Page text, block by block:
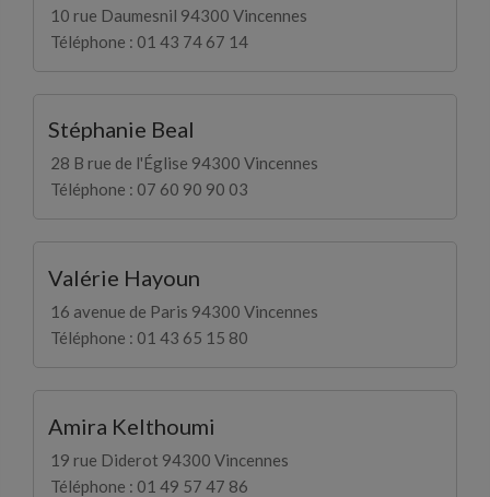
10 rue Daumesnil 94300 Vincennes
Téléphone : 01 43 74 67 14
Stéphanie Beal
28 B rue de l'Église 94300 Vincennes
Téléphone : 07 60 90 90 03
Valérie Hayoun
16 avenue de Paris 94300 Vincennes
Téléphone : 01 43 65 15 80
Amira Kelthoumi
19 rue Diderot 94300 Vincennes
Téléphone : 01 49 57 47 86